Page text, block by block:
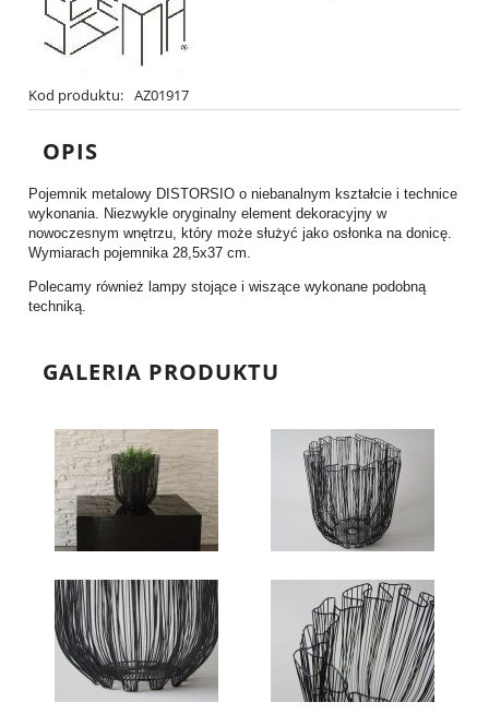
Kod produktu: AZ01917
OPIS
Pojemnik metalowy DISTORSIO o niebanalnym kształcie i technice
wykonania. Niezwykle oryginalny element dekoracyjny w
nowoczesnym wnętrzu, który może służyć jako osłonka na donicę.
Wymiarach pojemnika 28,5x37 cm.
Polecamy również lampy stojące i wiszące wykonane podobną
techniką.
GALERIA PRODUKTU